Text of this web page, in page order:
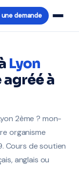
une demande
Lyon
à
2ème ? mon-
organisme
Cours de soutien
anglais ou